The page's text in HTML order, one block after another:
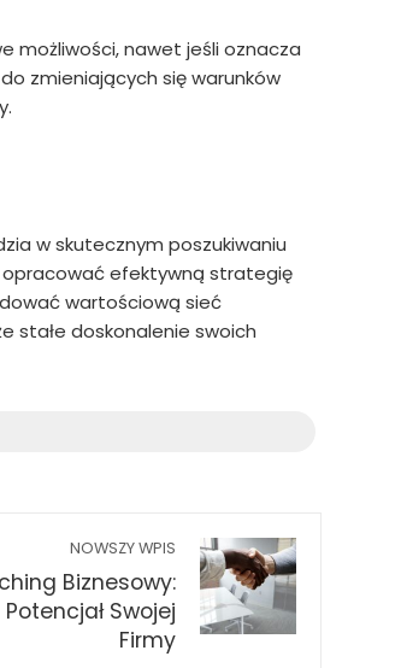
możliwości, nawet jeśli oznacza
zmieniających się warunków
w skutecznym poszukiwaniu
opracować efektywną strategię
wartościową sieć
stałe doskonalenie swoich
NOWSZY WPIS
Biznesowy:
Swojej
Firmy